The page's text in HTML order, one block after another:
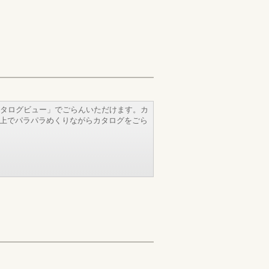
ログビュー」でごらんいただけます。カ
でパラパラめくりながらカタログをごら